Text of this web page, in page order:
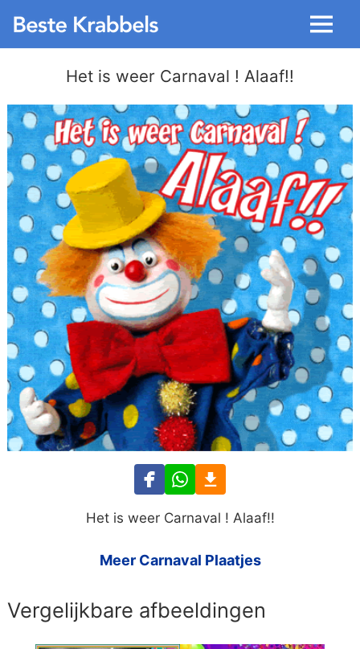
Menu
Het is weer Carnaval ! Alaaf!!
Het is weer Carnaval ! Alaaf!!
Meer Carnaval Plaatjes
Vergelijkbare afbeeldingen